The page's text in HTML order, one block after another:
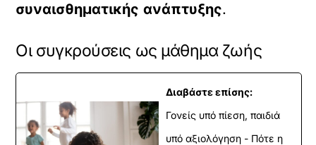
συναισθηματικής ανάπτυξης.
Οι συγκρούσεις ως μάθημα ζωής
Διαβάστε επίσης:
Γονείς υπό πίεση, παιδιά
υπό αξιολόγηση - Πότε η